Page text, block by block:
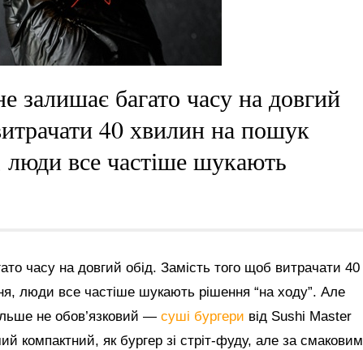
залишає багато часу на довгий
40 хвилин на пошук
люди все частіше шукають
часу на довгий обід. Замість того щоб витрачати 40
люди все частіше шукають рішення “на ходу”. Але
не обов’язковий — суші бургери від Sushi Master
компактний, як бургер зі стріт-фуду, але за смаковим